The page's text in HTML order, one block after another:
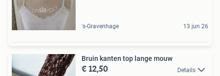
's-Gravenhage 13 jun 26
Bruin kanten top lange mouw
€ 12,50 Details